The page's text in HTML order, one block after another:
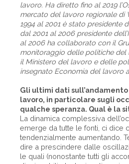
lavoro. Ha diretto fino al 2019
mercato del lavoro regionale di
1994 al 2001 è stato presidente
dal 2001 al 2006 presidente
al 2006 ha collaborato con il
monitoraggio delle politiche del
il Ministero del lavoro e delle
insegnato Economia del lavoro
Gli ultimi dati
lavoro, in particolare sugli
qualche speranza. Qual è la
La dinamica complessiva
emerge da tutte le fonti, ci dice
tendenzialmente aumentando.
dire a prescindere dalle
le quali (nonostante tutti gli